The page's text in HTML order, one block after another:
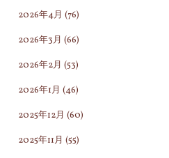
2026年4月 (76)
2026年3月 (66)
2026年2月 (53)
2026年1月 (46)
2025年12月 (60)
2025年11月 (55)